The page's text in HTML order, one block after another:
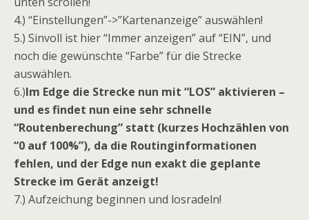
4.) “Einstellungen”->”Kartenanzeige” auswählen!
5.) Sinvoll ist hier “Immer anzeigen” auf “EIN”, und
noch die gewünschte “Farbe” für die Strecke
auswählen.
6.)Im Edge die Strecke nun mit “LOS” aktivieren –
und es findet nun eine sehr schnelle
“Routenberechung” statt (kurzes Hochzählen von
“0 auf 100%”), da die Routinginformationen
fehlen, und der Edge nun exakt die geplante
Strecke im Gerät anzeigt!
7.) Aufzeichung beginnen und losradeln!